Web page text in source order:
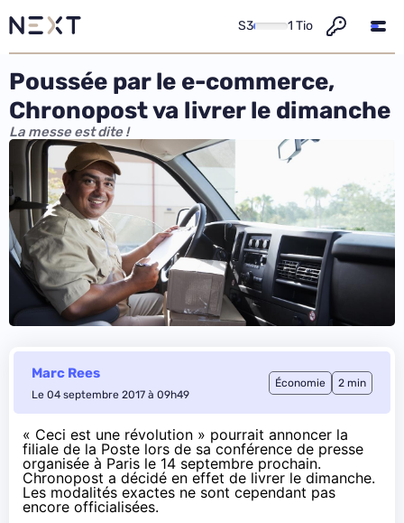
S3 1 Tio
Poussée par le e-commerce,
Chronopost va livrer le dimanche
La messe est dite !
Marc Rees
Le 04 septembre 2017 à 09h49
Économie 2 min
« Ceci est une révolution » pourrait annoncer la
filiale de la Poste lors de sa conférence de presse
organisée à Paris le 14 septembre prochain.
Chronopost a décidé en effet de livrer le dimanche.
Les modalités exactes ne sont cependant pas
encore officialisées.